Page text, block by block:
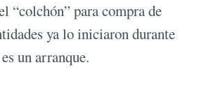
“colchón” para compra de
ya lo iniciaron durante
un arranque.